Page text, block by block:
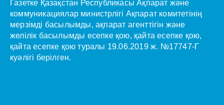
Газетке Қазақстан Республикасы Ақпарат және
коммуникациялар министрлігі Ақпарат комитетінің
мерзімді басылымды, ақпарат агенттігін және
желілік басылымды есепке қою, қайта есепке қою,
қайта есепке қою туралы 19.06.2019 ж. №17747-Г
куәлігі берілген.